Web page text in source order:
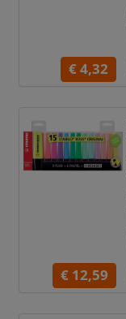
€ 4,32
€ 12,59